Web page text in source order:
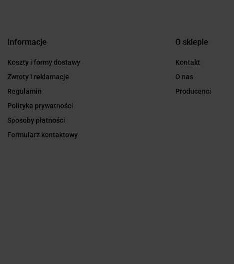
Informacje
Koszty i formy dostawy
Zwroty i reklamacje
Regulamin
Polityka prywatności
Sposoby płatności
Formularz kontaktowy
O sklepie
Kontakt
O nas
Producenci